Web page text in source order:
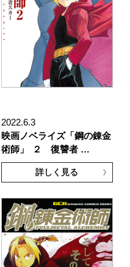
2022.6.3
映画ノベライズ「鋼の錬金
術師」
２ 復讐者 …
詳しく見る